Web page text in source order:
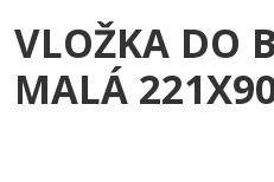
VLOŽKA DO
MALÁ